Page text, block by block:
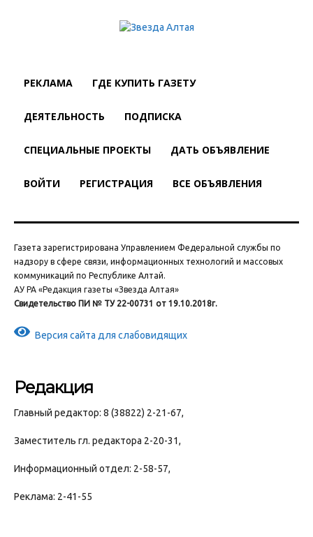
РЕКЛАМА ГДЕ КУПИТЬ ГАЗЕТУ
ДЕЯТЕЛЬНОСТЬ ПОДПИСКА
СПЕЦИАЛЬНЫЕ ПРОЕКТЫ ДАТЬ ОБЪЯВЛЕНИЕ
ВОЙТИ РЕГИСТРАЦИЯ ВСЕ ОБЪЯВЛЕНИЯ
Газета зарегистрирована Управлением Федеральной службы по
надзору в сфере связи, информационных технологий и массовых
коммуникаций по Республике Алтай.
АУ РА «Редакция газеты «Звезда Алтая»
Свидетельство ПИ № ТУ 22-00731 от 19.10.2018г.
Версия сайта для слабовидящих
Редакция
Главный редактор: 8 (38822) 2-21-67,
Заместитель гл. редактора 2-20-31,
Информационный отдел: 2-58-57,
Реклама: 2-41-55